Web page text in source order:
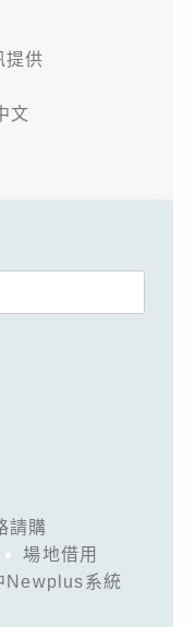
提供
文
請購
場地借用
Newplus系統